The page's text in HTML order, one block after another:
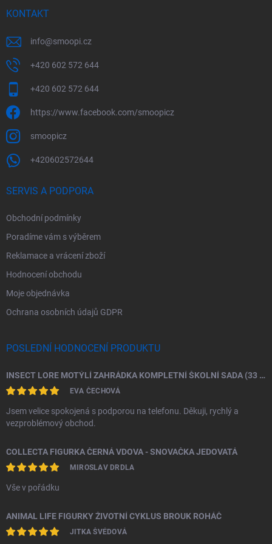
KONTAKT
info@smoopi.cz
+420 602 572 644
+420 602 572 644
https://www.facebook.com/smoopicz
smoopicz
+420602572644
SERVIS A PODPORA
Obchodní podmínky
Poradíme vám s výběrem
Reklamace a vrácení zboží
Hodnocení obchodu
Moje objednávka
Ochrana osobních údajů GDPR
POSLEDNÍ HODNOCENÍ PRODUKTU
INSECT LORE MOTÝLÍ ZAHRÁDKA KOMPLETNÍ ŠKOLNÍ SADA (33 HOUSENEK)
EVA ČECHOVÁ
Jsem velice spokojená s podporou na telefonu. Děkuji, rychlý a
vezproblémový obchod.
COLLECTA FIGURKA ČERNÁ VDOVA - SNOVAČKA JEDOVATÁ
MIROSLAV DRDLA
Vše v pořádku
ANIMAL LIFE FIGURKY ŽIVOTNÍ CYKLUS BROUK ROHÁČ
JITKA ŠVÉDOVÁ